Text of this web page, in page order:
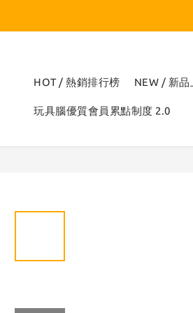
HOT / 熱銷排行榜 NEW / 新品
玩具腦優質會員累點制度 2.0